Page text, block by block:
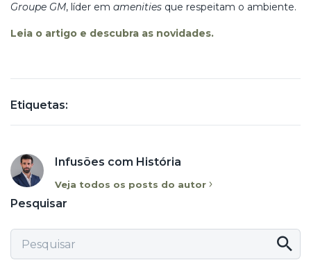
Groupe GM, líder em amenities que respeitam o ambiente.
Leia o artigo e descubra as novidades.
Etiquetas:
Infusões com História
Veja todos os posts do autor
Pesquisar